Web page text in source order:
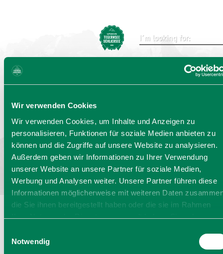
Wir verwenden Cookies
Wir verwenden Cookies, um Inhalte und Anzeigen zu
personalisieren, Funktionen für soziale Medien anbieten zu
können und die Zugriffe auf unsere Website zu analysieren.
Außerdem geben wir Informationen zu Ihrer Verwendung
unserer Website an unsere Partner für soziale Medien,
Werbung und Analysen weiter. Unsere Partner führen diese
Informationen möglicherweise mit weiteren Daten
die Sie ihnen bereitgestellt haben oder die sie im Rahmen
Ihrer Nutzung der Dienste gesammelt haben. Sie geben
weiterhin nutzen.
Notwendig
Bayern - traditionell anders
Send